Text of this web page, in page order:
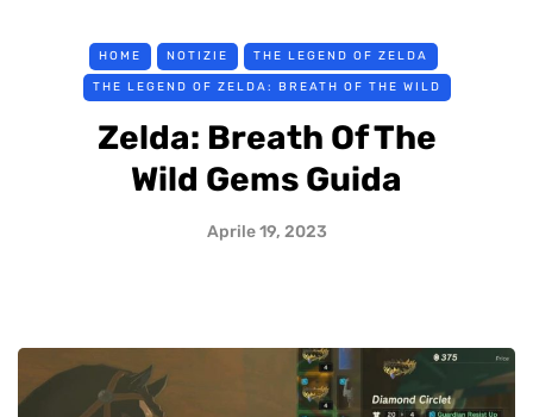
HOME NOTIZIE THE LEGEND OF ZELDA
THE LEGEND OF ZELDA: BREATH OF THE WILD
Zelda: Breath Of The
Wild Gems Guida
Aprile 19, 2023